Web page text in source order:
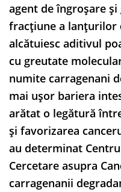
agent de îngroșare
fracțiune a lanțurilor
alcătuiesc aditivul
cu greutate
numite carragenani
mai ușor bariera
arătat o legătură
și favorizarea
au determinat
Cercetare asupra
carragenanii